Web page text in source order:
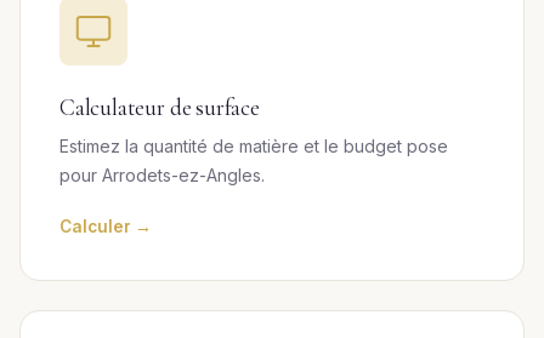
Calculateur de surface
Estimez la quantité de matière et le budget pose
pour Arrodets-ez-Angles.
Calculer →